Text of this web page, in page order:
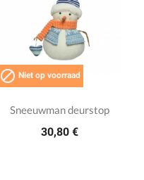
 Niet op voorraad
Sneeuwman deurstop
30,80 €